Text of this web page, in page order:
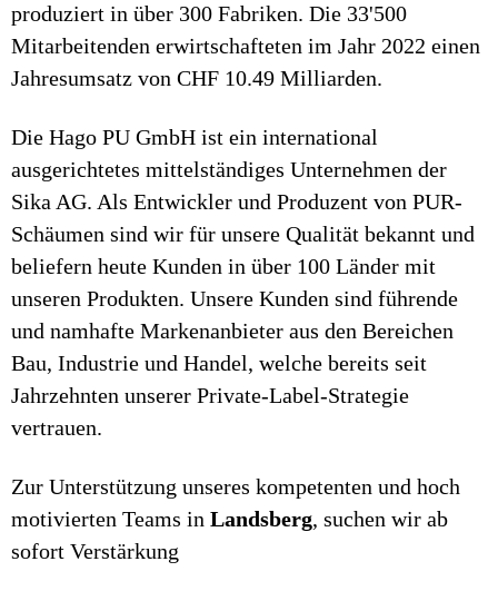
produziert in über 300 Fabriken. Die 33'500
Mitarbeitenden erwirtschafteten im Jahr 2022 einen
Jahresumsatz von CHF 10.49 Milliarden.
Die Hago PU GmbH ist ein international
ausgerichtetes mittelständiges Unternehmen der
Sika AG. Als Entwickler und Produzent von PUR-
Schäumen sind wir für unsere Qualität bekannt und
beliefern heute Kunden in über 100 Länder mit
unseren Produkten. Unsere Kunden sind führende
und namhafte Markenanbieter aus den Bereichen
Bau, Industrie und Handel, welche bereits seit
Jahrzehnten unserer Private-Label-Strategie
vertrauen.
Zur Unterstützung unseres kompetenten und hoch
motivierten Teams in Landsberg, suchen wir ab
sofort Verstärkung